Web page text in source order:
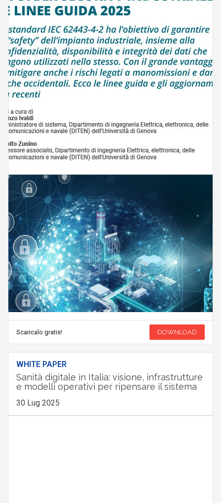
Scaricalo gratis! DOWNLOAD
WHITE PAPER
Sanità digitale in Italia: visione, infrastrutture
e modelli operativi per ripensare il sistema
30 Lug 2025